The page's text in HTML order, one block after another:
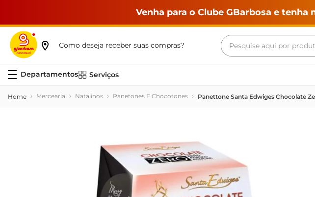
Venha para o Clube GBarbosa e
Como deseja receber suas compras?
Pesquise aqui por
Serviços
Mercearia Natalinos Panetones E Chocotones Panettone Santa Edwiges Chocolate
Termos mais buscados
maquina lavar
frango